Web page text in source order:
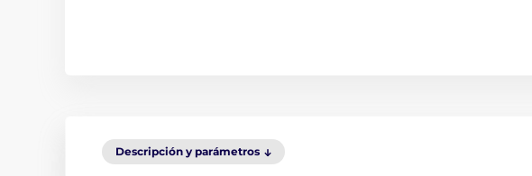
Descripción y parámetros